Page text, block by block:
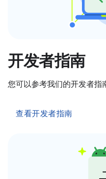
开发者指南
您可以参考我们的开发者指
查看开发者指南